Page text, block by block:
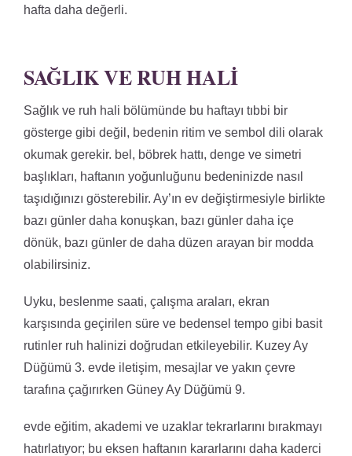
hafta daha değerli.
SAĞLIK VE RUH HALI
Sağlık ve ruh hali bölümünde bu haftayı tıbbi bir
gösterge gibi değil, bedenin ritim ve sembol dili olarak
okumak gerekir. bel, böbrek hattı, denge ve simetri
başlıkları, haftanın yoğunluğunu bedeninizde nasıl
taşıdığınızı gösterebilir. Ay’ın ev değiştirmesiyle birlikte
bazı günler daha konuşkan, bazı günler daha içe
dönük, bazı günler de daha düzen arayan bir modda
olabilirsiniz.
Uyku, beslenme saati, çalışma araları, ekran
karşısında geçirilen süre ve bedensel tempo gibi basit
rutinler ruh halinizi doğrudan etkileyebilir. Kuzey Ay
Düğümü 3. evde iletişim, mesajlar ve yakın çevre
tarafına çağırırken Güney Ay Düğümü 9.
evde eğitim, akademi ve uzaklar tekrarlarını bırakmayı
hatırlatıyor; bu eksen haftanın kararlarını daha kaderci